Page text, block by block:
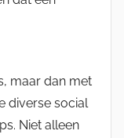
maar dan met
diverse social
Niet alleen